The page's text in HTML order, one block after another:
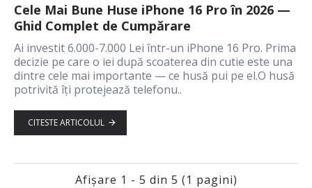
Cele Mai Bune Huse iPhone 16 Pro în 2026 —
Ghid Complet de Cumpărare
Ai investit 6.000-7.000 Lei într-un iPhone 16 Pro. Prima
decizie pe care o iei după scoaterea din cutie este una
dintre cele mai importante — ce husă pui pe el.O husă
potrivită îți protejează telefonu..
CITESTE ARTICOLUL
Afişare 1 - 5 din 5 (1 pagini)